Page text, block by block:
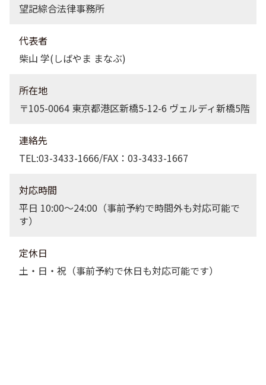
望記綜合法律事務所
代表者
柴山 学(しばやま まなぶ)
所在地
〒105-0064 東京都港区新橋5-12-6 ヴェルディ新橋5階
連絡先
TEL:03-3433-1666/FAX：03-3433-1667
対応時間
平日 10:00〜24:00（事前予約で時間外も対応可能で
す）
定休日
土・日・祝（事前予約で休日も対応可能です）